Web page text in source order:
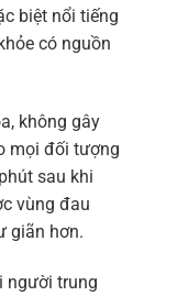
biệt nổi tiếng
có nguồn
không gây
mọi đối tượng
sau khi
vùng đau
giãn hơn.
người trung